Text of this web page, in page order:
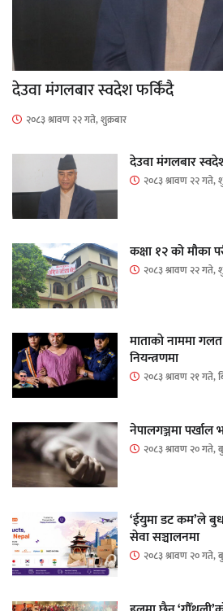
देउवा मंगलबार स्वदेश फर्किंदै
२०८३ श्रावण २२ गते, शुक्रबार
देउवा मंगलबार
२०८३ श्रावण २२ गते,
कक्षा १२ को मौका
२०८३ श्रावण २२ गते,
माताकाे नाममा गलत
नियन्त्रणमा
२०८३ श्रावण २१ गते,
नेपालगञ्जमा
२०८३ श्रावण २० गते,
‘ईयुमा डट कम’ले
सेवा सञ्चालनमा
२०८३ श्रावण २० गते,